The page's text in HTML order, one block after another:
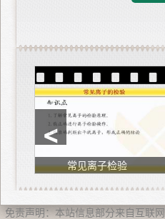
<
常见离子检验
免责声明：本站信息部分来自互联